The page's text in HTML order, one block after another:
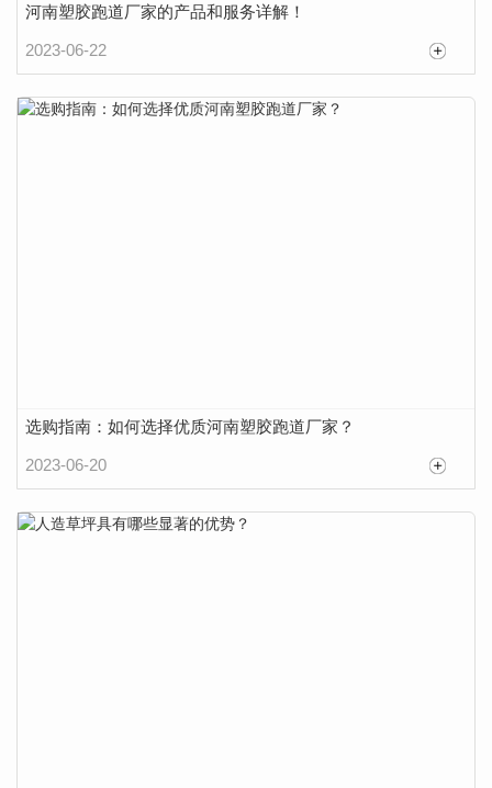
河南塑胶跑道厂家的产品和服务详解！
2023-06-22
选购指南：如何选择优质河南塑胶跑道厂家？
2023-06-20